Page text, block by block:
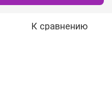
К сравнению